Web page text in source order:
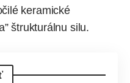
keramické
štrukturálnu silu.